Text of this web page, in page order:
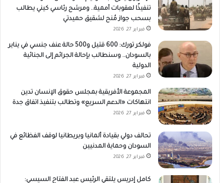
تنفيذًا لعقوبات أممية.. ومرشح رئاسي كيني يطالب
بسحب جواز مُنح لشقيق حميدتي
فبراير 27, 2026
فولكر تورك: 600 قتيل و500 حالة عنف جنسي في يناير
بالسودان.. وسنطالب بإحالة الجرائم إلى الجنائية
الدولية
فبراير 27, 2026
المجموعة الأفريقية بمجلس حقوق الإنسان تدين
انتهاكات «الدعم السريع» وتطالب بتنفيذ اتفاق جدة
فبراير 27, 2026
تحالف دولي بقيادة ألمانيا وبريطانيا لوقف الفظائع في
السودان وحماية المدنيين
فبراير 27, 2026
كامل إدريس يلتقي الرئيس عبد الفتاح السيسي: